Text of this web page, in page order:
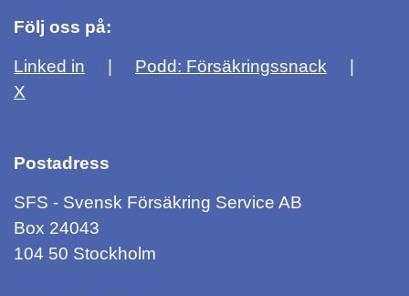
Följ oss på:
Linked in
Podd: Försäkringssnack
X
Postadress
SFS - Svensk Försäkring Service AB
Box 24043
104 50 Stockholm